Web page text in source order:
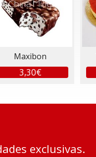
Maxibon
3,30€
exclusivas.